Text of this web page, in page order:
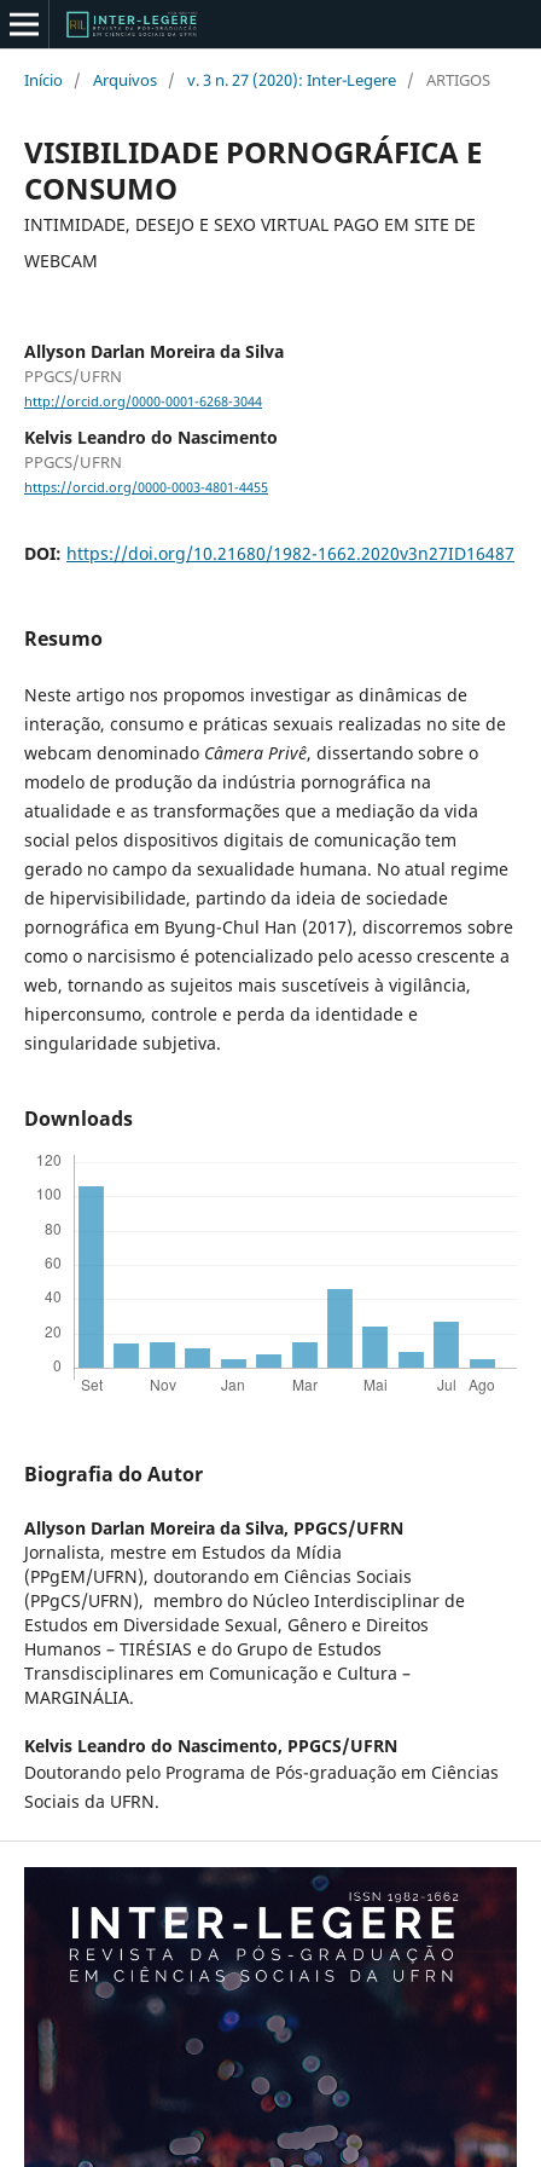
Início / Arquivos / v. 3 n. 27 (2020): Inter-Legere / ARTIGOS
VISIBILIDADE PORNOGRÁFICA E
CONSUMO
INTIMIDADE, DESEJO E SEXO VIRTUAL PAGO EM SITE DE
WEBCAM
Allyson Darlan Moreira da Silva
PPGCS/UFRN
http://orcid.org/0000-0001-6268-3044
Kelvis Leandro do Nascimento
PPGCS/UFRN
https://orcid.org/0000-0003-4801-4455
DOI: https://doi.org/10.21680/1982-1662.2020v3n27ID16487
Resumo
Neste artigo nos propomos investigar as dinâmicas de
interação, consumo e práticas sexuais realizadas no site de
webcam denominado Câmera Privê, dissertando sobre o
modelo de produção da indústria pornográfica na
atualidade e as transformações que a mediação da vida
social pelos dispositivos digitais de comunicação tem
gerado no campo da sexualidade humana. No atual regime
de hipervisibilidade, partindo da ideia de sociedade
pornográfica em Byung-Chul Han (2017), discorremos sobre
como o narcisismo é potencializado pelo acesso crescente a
web, tornando as sujeitos mais suscetíveis à vigilância,
hiperconsumo, controle e perda da identidade e
singularidade subjetiva.
Downloads
Biografia do Autor
Allyson Darlan Moreira da Silva, PPGCS/UFRN
Jornalista, mestre em Estudos da Mídia
(PPgEM/UFRN), doutorando em Ciências Sociais
(PPgCS/UFRN), membro do Núcleo Interdisciplinar de
Estudos em Diversidade Sexual, Gênero e Direitos
Humanos – TIRÉSIAS e do Grupo de Estudos
Transdisciplinares em Comunicação e Cultura –
MARGINÁLIA.
Kelvis Leandro do Nascimento, PPGCS/UFRN
Doutorando pelo Programa de Pós-graduação em Ciências
Sociais da UFRN.